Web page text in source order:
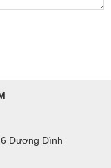
6 Dương Đình